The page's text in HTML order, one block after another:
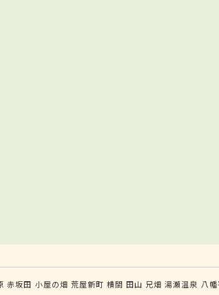
赤坂田 小屋の畑 荒屋新町 横間 田山 兄畑 湯瀬温泉 八